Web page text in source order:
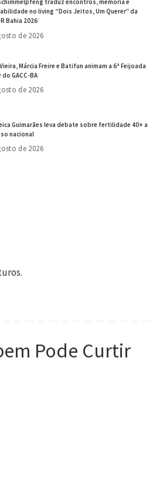
traduz encontros, memória e
no living “Dois Jeitos, Um Querer” da
Bahia 2026
de 2026
Márcia Freire e Batifun animam a 6ª Feijoada
GACC-BA
de 2026
Guimarães leva debate sobre fertilidade 40+ a
nacional
de 2026
Pode Curtir